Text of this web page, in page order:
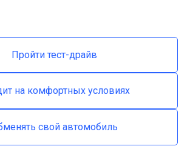
Пройти тест-драйв
на комфортных условиях
свой автомобиль